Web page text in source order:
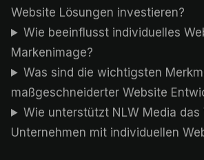
Website Lösungen investieren?
Wie beeinflusst individuelles
Markenimage?
Was sind die wichtigsten
maßgeschneiderter Website
Wie unterstützt NLW Media das
Unternehmen mit individuellen